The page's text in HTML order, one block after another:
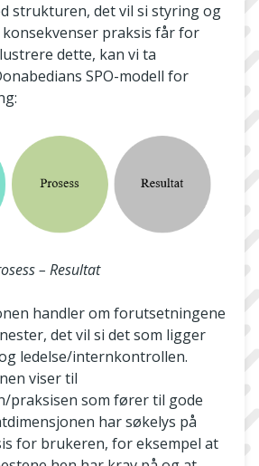
strukturen, det vil si styring og
konsekvenser praksis får for
dette, kan vi ta
SPO-modell for
– Resultat
handler om forutsetningene
det vil si det som ligger
ledelse/internkontrollen.
viser til
praksisen som fører til gode
har søkelys på
for brukeren, for eksempel at